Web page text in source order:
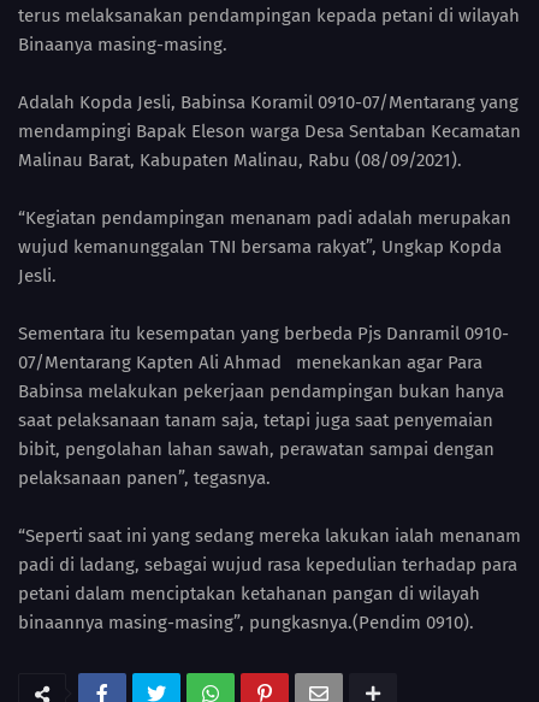
terus melaksanakan pendampingan kepada petani di wilayah
Binaanya masing-masing.
Adalah Kopda Jesli, Babinsa Koramil 0910-07/Mentarang yang
mendampingi Bapak Eleson warga Desa Sentaban Kecamatan
Malinau Barat, Kabupaten Malinau, Rabu (08/09/2021).
“Kegiatan pendampingan menanam padi adalah merupakan
wujud kemanunggalan TNI bersama rakyat”, Ungkap Kopda
Jesli.
Sementara itu kesempatan yang berbeda Pjs Danramil 0910-
07/Mentarang Kapten Ali Ahmad menekankan agar Para
Babinsa melakukan pekerjaan pendampingan bukan hanya
saat pelaksanaan tanam saja, tetapi juga saat penyemaian
bibit, pengolahan lahan sawah, perawatan sampai dengan
pelaksanaan panen”, tegasnya.
“Seperti saat ini yang sedang mereka lakukan ialah menanam
padi di ladang, sebagai wujud rasa kepedulian terhadap para
petani dalam menciptakan ketahanan pangan di wilayah
binaannya masing-masing”, pungkasnya.(Pendim 0910).